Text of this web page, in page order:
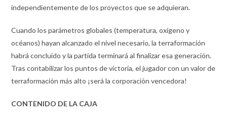
independientemente de los proyectos que se adquieran.
Cuando los parámetros globales (temperatura, oxígeno y
océanos) hayan alcanzado el nivel necesario, la terraformación
habrá concluido y la partida terminará al finalizar esa generación.
Tras contabilizar los puntos de victoria, el jugador con un valor de
terraformación más alto ¡será la corporación vencedora!
CONTENIDO DE LA CAJA